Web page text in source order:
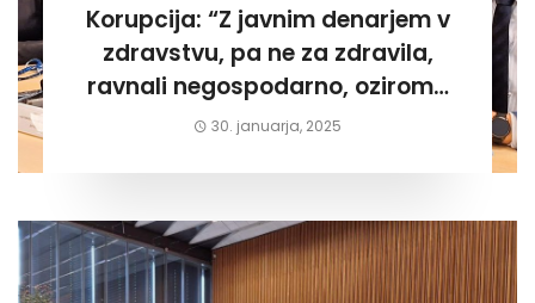
Korupcija: “Z javnim denarjem v
zdravstvu, pa ne za zdravila,
ravnali negospodarno, oziroma
za lastni žep. Tokrat na Žalskem«
30. januarja, 2025